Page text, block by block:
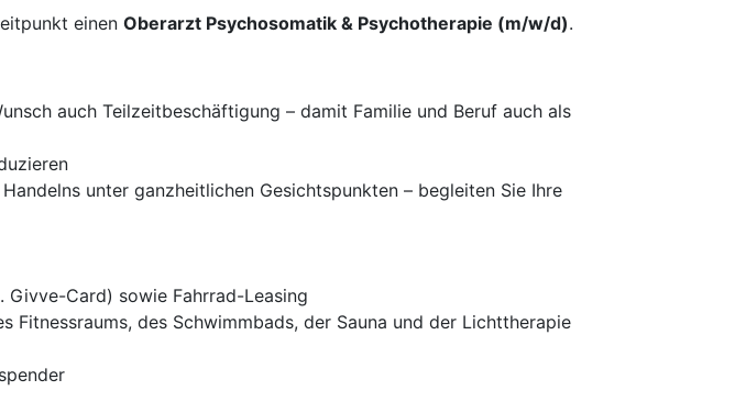
einen Oberarzt Psychosomatik & Psychotherapie (m/w/d).
auch Teilzeitbeschäftigung – damit Familie und Beruf auch als
unter ganzheitlichen Gesichtspunkten – begleiten Sie Ihre
Card) sowie Fahrrad-Leasing
Fitnessraums, des Schwimmbads, der Sauna und der Lichttherapie